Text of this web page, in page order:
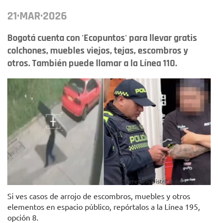
21·MAR·2026
Bogotá cuenta con 'Ecopuntos' para llevar gratis
colchones, muebles viejos, tejas, escombros y
otros. También puede llamar a la Línea 110.
Fotos: Secretaría Distrital de Seguridad.
Si ves casos de arrojo de escombros, muebles y otros
elementos en espacio público, repórtalos a la Línea 195,
opción 8.